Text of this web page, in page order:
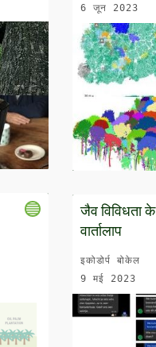
6 जून 2023
जैव विविधता
वार्तालाप
इकोडोर्प बोकेल
9 मई 2023